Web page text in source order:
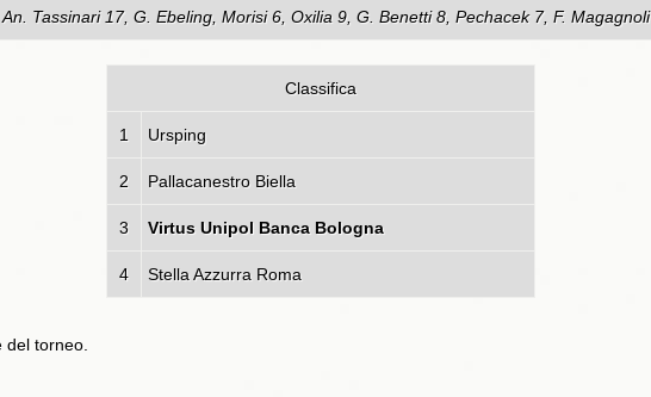
Tassinari 17, G. Ebeling, Morisi 6, Oxilia 9, G. Benetti 8, Pechacek 7, F. Magagnoli
Classifica
1 Ursping
2 Pallacanestro Biella
3 Virtus Unipol Banca Bologna
4 Stella Azzurra Roma
torneo.